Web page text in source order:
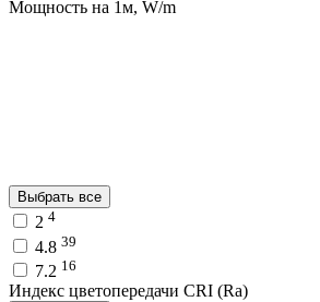
Мощность на 1м, W/m
Выбрать все
2 4
4.8 39
7.2 16
Индекс цветопередачи CRI (Ra)